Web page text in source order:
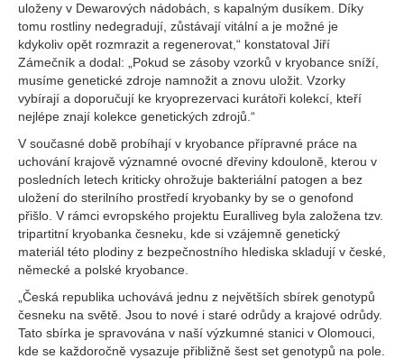
uloženy v Dewarových nádobách, s kapalným dusíkem. Díky
tomu rostliny nedegradují, zůstávají vitální a je možné je
kdykoliv opět rozmrazit a regenerovat,“ konstatoval Jiří
Zámečník a dodal: „Pokud se zásoby vzorků v kryobance sníží,
musíme genetické zdroje namnožit a znovu uložit. Vzorky
vybírají a doporučují ke kryoprezervaci kurátoři kolekcí, kteří
nejlépe znají kolekce genetických zdrojů.“
V současné době probíhají v kryobance přípravné práce na
uchování krajově významné ovocné dřeviny kdouloně, kterou v
posledních letech kriticky ohrožuje bakteriální patogen a bez
uložení do sterilního prostředí kryobanky by se o genofond
přišlo. V rámci evropského projektu Euralliveg byla založena tzv.
tripartitní kryobanka česneku, kde si vzájemně genetický
materiál této plodiny z bezpečnostního hlediska skladují v české,
německé a polské kryobance.
„Česká republika uchovává jednu z největších sbírek genotypů
česneku na světě. Jsou to nové i staré odrůdy a krajové odrůdy.
Tato sbírka je spravována v naší výzkumné stanici v Olomouci,
kde se každoročně vysazuje přibližně šest set genotypů na pole.